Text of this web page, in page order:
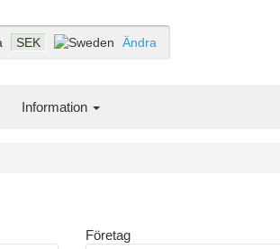
SEK Ändra
Information
Företag